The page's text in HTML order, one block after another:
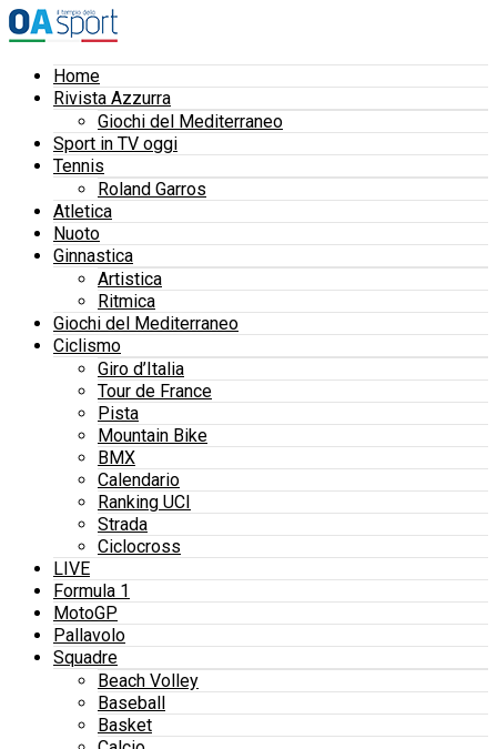
Home
Rivista Azzurra
Giochi del Mediterraneo
Sport in TV oggi
Tennis
Roland Garros
Atletica
Nuoto
Ginnastica
Artistica
Ritmica
Giochi del Mediterraneo
Ciclismo
Giro d’Italia
Tour de France
Pista
Mountain Bike
BMX
Calendario
Ranking UCI
Strada
Ciclocross
LIVE
Formula 1
MotoGP
Pallavolo
Squadre
Beach Volley
Baseball
Basket